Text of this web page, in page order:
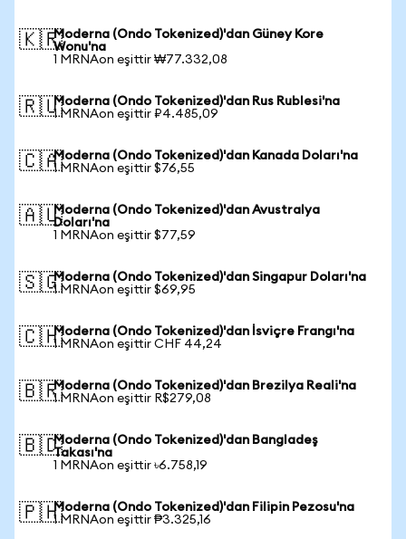
🇰🇷Moderna (Ondo Tokenized)'dan Güney Kore
Wonu'na
1 MRNAon eşittir ₩77.332,08
🇷🇺Moderna (Ondo Tokenized)'dan Rus Rublesi'na
1 MRNAon eşittir ₽4.485,09
🇨🇦Moderna (Ondo Tokenized)'dan Kanada Doları'na
1 MRNAon eşittir $76,55
🇦🇺Moderna (Ondo Tokenized)'dan Avustralya
Doları'na
1 MRNAon eşittir $77,59
🇸🇬Moderna (Ondo Tokenized)'dan Singapur Doları'na
1 MRNAon eşittir $69,95
🇨🇭Moderna (Ondo Tokenized)'dan İsviçre Frangı'na
1 MRNAon eşittir CHF 44,24
🇧🇷Moderna (Ondo Tokenized)'dan Brezilya Reali'na
1 MRNAon eşittir R$279,08
🇧🇩Moderna (Ondo Tokenized)'dan Bangladeş
Takası'na
1 MRNAon eşittir ৳6.758,19
🇵🇭Moderna (Ondo Tokenized)'dan Filipin Pezosu'na
1 MRNAon eşittir ₱3.325,16